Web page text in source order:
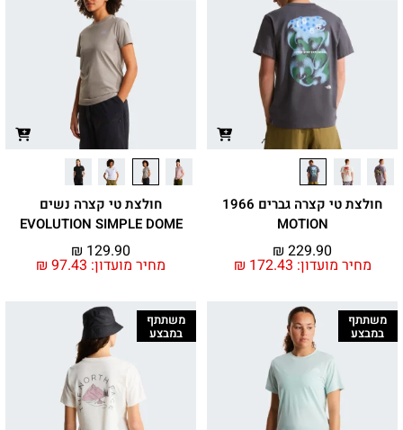
חולצת טי קצרה גברים 1966
MOTION
מחיר מועדון: ₪ 172.43
₪ 229.90
חולצת טי קצרה נשים
EVOLUTION SIMPLE DOME
מחיר מועדון: ₪ 97.43
₪ 129.90
משתתף
במבצע
משתתף
במבצע